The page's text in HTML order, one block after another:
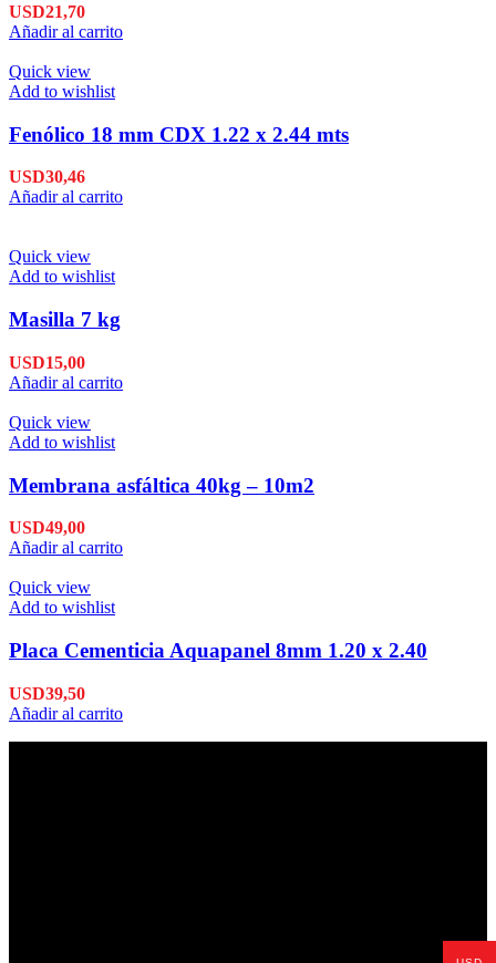
USD21,70
Añadir al carrito
Quick view
Add to wishlist
Fenólico 18 mm CDX 1.22 x 2.44 mts
USD30,46
Añadir al carrito
Quick view
Add to wishlist
Masilla 7 kg
USD15,00
Añadir al carrito
Quick view
Add to wishlist
Membrana asfáltica 40kg – 10m2
USD49,00
Añadir al carrito
Quick view
Add to wishlist
Placa Cementicia Aquapanel 8mm 1.20 x 2.40
USD39,50
Añadir al carrito